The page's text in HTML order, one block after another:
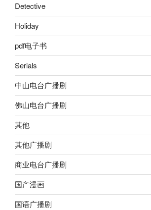
Detective
Holiday
pdf电子书
Serials
中山电台广播剧
佛山电台广播剧
其他
其他广播剧
商业电台广播剧
国产漫画
国语广播剧